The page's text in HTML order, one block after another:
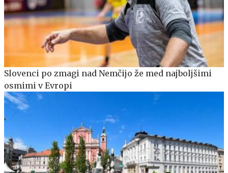
Slovenci po zmagi nad Nemčijo že med najboljšimi
osmimi v Evropi